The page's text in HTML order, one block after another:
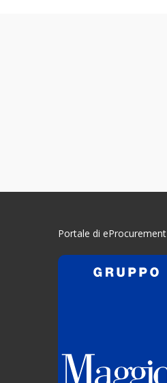
Portale di eProcurement